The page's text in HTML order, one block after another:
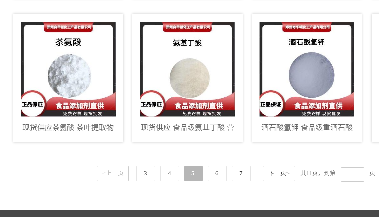
现货供应茶氨酸 茶叶提取物
现货供应 食品级氨基丁酸 营
酒石酸氢钾 食品级重酒石酸
<上一页 3 4 5 6 7 下一页> 共11页，到第 页